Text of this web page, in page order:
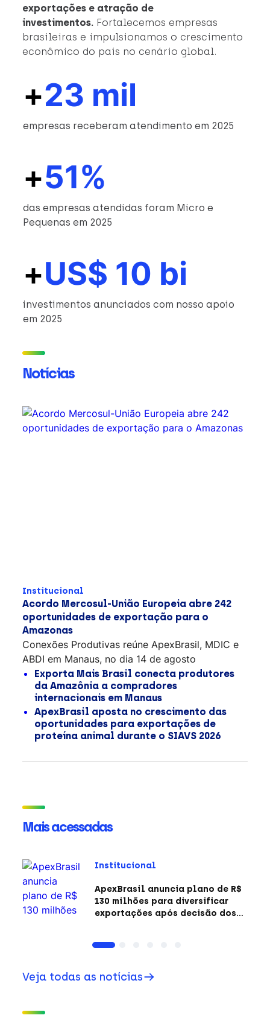
exportações e atração de
investimentos. Fortalecemos empresas
brasileiras e impulsionamos o crescimento
econômico do país no cenário global.
+23 mil
empresas receberam atendimento em 2025
+51%
das empresas atendidas foram Micro e
Pequenas em 2025
+US$ 10 bi
investimentos anunciados com nosso apoio
em 2025
Notícias
Institucional
Acordo Mercosul-União Europeia abre 242
oportunidades de exportação para o
Amazonas
Conexões Produtivas reúne ApexBrasil, MDIC e
ABDI em Manaus, no dia 14 de agosto
Exporta Mais Brasil conecta produtores
da Amazônia a compradores
internacionais em Manaus
ApexBrasil aposta no crescimento das
oportunidades para exportações de
proteína animal durante o SIAVS 2026
Mais acessadas
Institucional
ApexBrasil anuncia plano de R$
130 milhões para diversificar
exportações após decisão dos
Veja todas as notícias